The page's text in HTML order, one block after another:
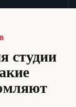
студии